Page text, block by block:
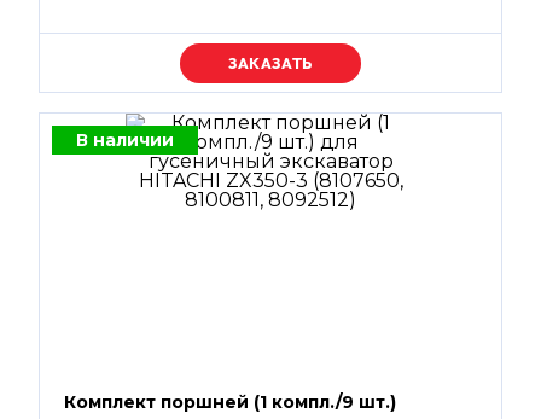
Уточняйте цену
В наличии
Комплект поршней (1 компл./9 шт.)